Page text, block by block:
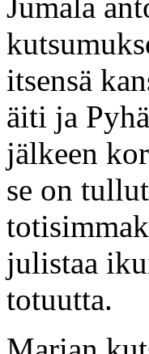
itsensä
äiti ja
jälkeen
se on
julistaa
totuutta.